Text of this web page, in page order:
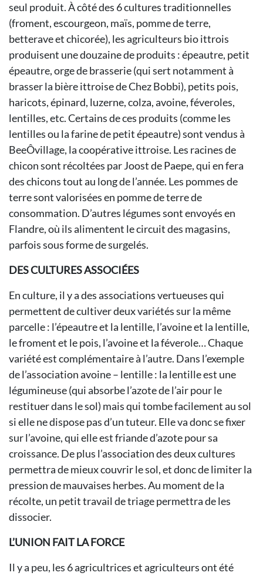
seul produit. À côté des 6 cultures traditionnelles
(froment, escourgeon, maïs, pomme de terre,
betterave et chicorée), les agriculteurs bio ittrois
produisent une douzaine de produits : épeautre, petit
épeautre, orge de brasserie (qui sert notamment à
brasser la bière ittroise de Chez Bobbi), petits pois,
haricots, épinard, luzerne, colza, avoine, féveroles,
lentilles, etc. Certains de ces produits (comme les
lentilles ou la farine de petit épeautre) sont vendus à
BeeÔvillage, la coopérative ittroise. Les racines de
chicon sont récoltées par Joost de Paepe, qui en fera
des chicons tout au long de l’année. Les pommes de
terre sont valorisées en pomme de terre de
consommation. D’autres légumes sont envoyés en
Flandre, où ils alimentent le circuit des magasins,
parfois sous forme de surgelés.
DES CULTURES ASSOCIÉES
En culture, il y a des associations vertueuses qui
permettent de cultiver deux variétés sur la même
parcelle : l’épeautre et la lentille, l’avoine et la lentille,
le froment et le pois, l’avoine et la féverole… Chaque
variété est complémentaire à l’autre. Dans l’exemple
de l’association avoine – lentille : la lentille est une
légumineuse (qui absorbe l’azote de l’air pour le
restituer dans le sol) mais qui tombe facilement au sol
si elle ne dispose pas d’un tuteur. Elle va donc se fixer
sur l’avoine, qui elle est friande d’azote pour sa
croissance. De plus l’association des deux cultures
permettra de mieux couvrir le sol, et donc de limiter la
pression de mauvaises herbes. Au moment de la
récolte, un petit travail de triage permettra de les
dissocier.
L’UNION FAIT LA FORCE
Il y a peu, les 6 agricultrices et agriculteurs ont été